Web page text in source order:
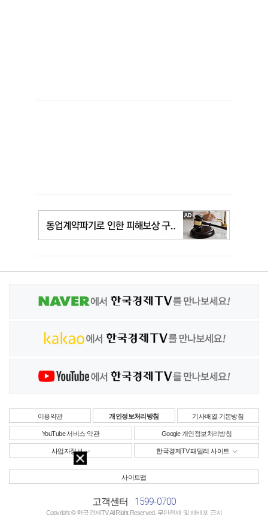
이용약관 개인정보처리방침 기사배열 기본방침
YouTube 서비스 약관 Google 개인정보처리방침
사업자정보 한국경제TV 패밀리 사이트
사이트맵
고객센터 1599-0700
Copyright © 한국경제TV All Right Reserved. 무단전재 및 재배포 금지